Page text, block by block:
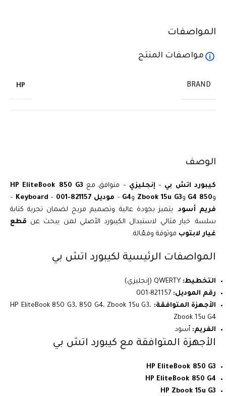
الوصف
كيبورد اتش بي – إنجليزي – متوافق مع HP EliteBook 850 G3
و850 G4 وZbook 15u G3 وG4
– موديل 821157-001 –
Keyboard
–
فريم أسود. يتميز بجودة عالية وتصميم مريح لضمان تجربة كتابة
سلسة. خيار مثالي لاستبدال الكيبورد الأصلي لمن يبحث عن قطع
غيار لابتوب موثوقة وفعّالة.
المواصفات الرئيسية لكيبورد اتش بي
التخطيط:
رقم الموديل:
الأجهزة المتوافقة: HP EliteBook 850 G3، 850 G4، Zbook 15u G3،
Zbook 15u G4
الفريم: أسود
الأجهزة المتوافقة مع كيبورد اتش بي
HP EliteBook 850 G3
HP EliteBook 850 G4
HP Zbook 15u G3
المواصفات
مواصفات المنتج
BRAND
HP